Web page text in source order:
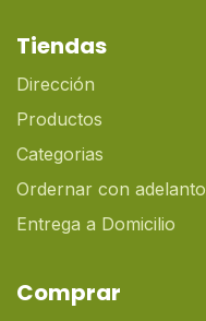
Tiendas
Dirección
Productos
Categorias
Ordernar con adelanto
Entrega a Domicilio
Comprar